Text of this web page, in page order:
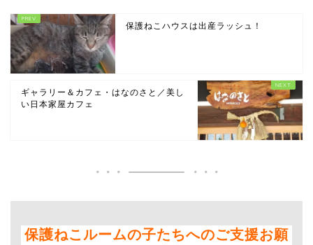
保護ねこハウスは出産ラッシュ！
ギャラリー＆カフェ・はなのさと／美し
い日本家屋カフェ
保護ねこルームの子たちへのご支援お願